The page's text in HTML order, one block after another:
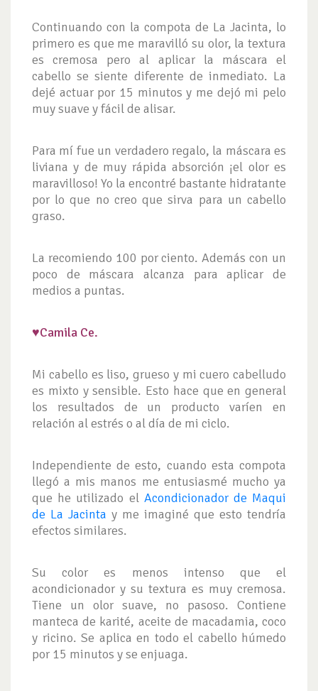
Continuando con la compota de La Jacinta, lo
primero es que me maravilló su olor, la textura
es cremosa pero al aplicar la máscara el
cabello se siente diferente de inmediato. La
dejé actuar por 15 minutos y me dejó mi pelo
muy suave y fácil de alisar.
Para mí fue un verdadero regalo, la máscara es
liviana y de muy rápida absorción ¡el olor es
maravilloso! Yo la encontré bastante hidratante
por lo que no creo que sirva para un cabello
graso.
La recomiendo 100 por ciento. Además con un
poco de máscara alcanza para aplicar de
medios a puntas.
♥Camila Ce.
Mi cabello es liso, grueso y mi cuero cabelludo
es mixto y sensible. Esto hace que en general
los resultados de un producto varíen en
relación al estrés o al día de mi ciclo.
Independiente de esto, cuando esta compota
llegó a mis manos me entusiasmé mucho ya
que he utilizado el Acondicionador de Maqui
de La Jacinta y me imaginé que esto tendría
efectos similares.
Su color es menos intenso que el
acondicionador y su textura es muy cremosa.
Tiene un olor suave, no pasoso. Contiene
manteca de karité, aceite de macadamia, coco
y ricino. Se aplica en todo el cabello húmedo
por 15 minutos y se enjuaga.